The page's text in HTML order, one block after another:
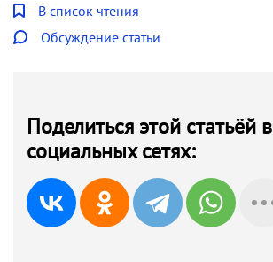
В список чтения
Обсуждение статьи
Поделиться этой статьёй в
социальных сетях: